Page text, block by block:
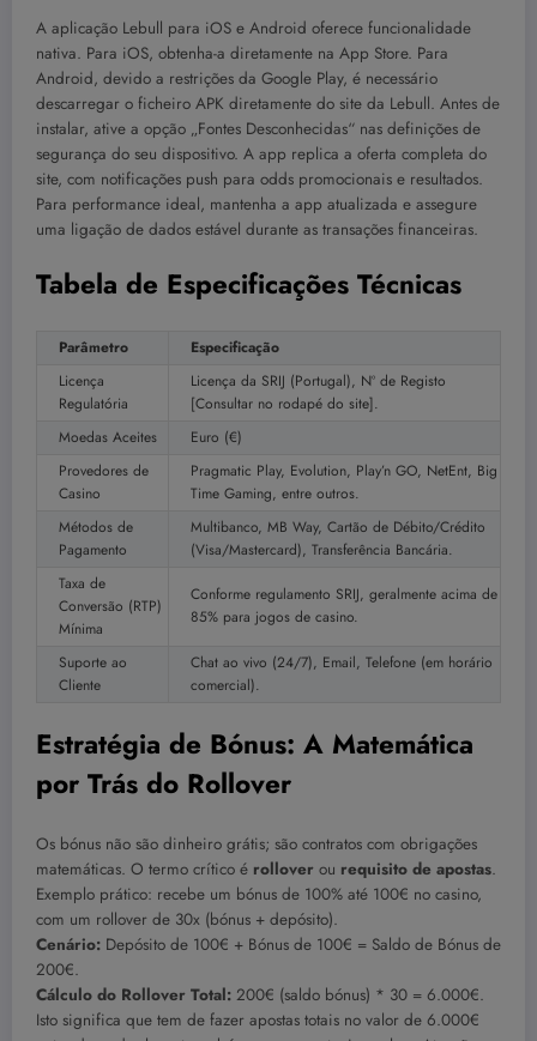
A aplicação Lebull para iOS e Android oferece funcionalidade
nativa. Para iOS, obtenha-a diretamente na App Store. Para
Android, devido a restrições da Google Play, é necessário
descarregar o ficheiro APK diretamente do site da Lebull. Antes de
instalar, ative a opção „Fontes Desconhecidas“ nas definições de
segurança do seu dispositivo. A app replica a oferta completa do
site, com notificações push para odds promocionais e resultados.
Para performance ideal, mantenha a app atualizada e assegure
uma ligação de dados estável durante as transações financeiras.
Tabela de Especificações Técnicas
Parâmetro
Especificação
Licença
Regulatória
Licença da SRIJ (Portugal), Nº de Registo
[Consultar no rodapé do site].
Moedas Aceites
Euro (€)
Provedores de
Casino
Pragmatic Play, Evolution, Play’n GO, NetEnt, Big
Time Gaming, entre outros.
Métodos de
Pagamento
Multibanco, MB Way, Cartão de Débito/Crédito
(Visa/Mastercard), Transferência Bancária.
Taxa de
Conversão (RTP)
Mínima
Conforme regulamento SRIJ, geralmente acima de
85% para jogos de casino.
Suporte ao
Cliente
Chat ao vivo (24/7), Email, Telefone (em horário
comercial).
Estratégia de Bónus: A Matemática
por Trás do Rollover
Os bónus não são dinheiro grátis; são contratos com obrigações
matemáticas. O termo crítico é rollover ou requisito de apostas.
Exemplo prático: recebe um bónus de 100% até 100€ no casino,
com um rollover de 30x (bónus + depósito).
Cenário: Depósito de 100€ + Bónus de 100€ = Saldo de Bónus de
200€.
Cálculo do Rollover Total: 200€ (saldo bónus) * 30 = 6.000€.
Isto significa que tem de fazer apostas totais no valor de 6.000€